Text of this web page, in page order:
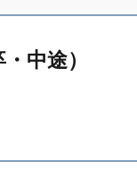
中途）